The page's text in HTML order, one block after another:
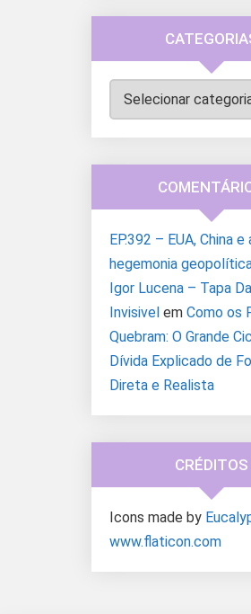
Categorias
EP.392 – EUA, China e
hegemonia
Igor Lucena – Tapa
Invisivel em Como os
Quebram: O Grande
Dívida Explicado de
Direta e Realista
CRÉDITOS
Icons made by
www.flaticon.com